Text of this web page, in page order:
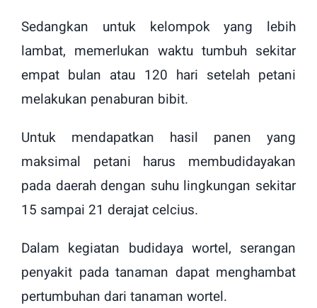
Sedangkan untuk kelompok yang lebih
lambat, memerlukan waktu tumbuh sekitar
empat bulan atau 120 hari setelah petani
melakukan penaburan bibit.
Untuk mendapatkan hasil panen yang
maksimal petani harus membudidayakan
pada daerah dengan suhu lingkungan sekitar
15 sampai 21 derajat celcius.
Dalam kegiatan budidaya wortel, serangan
penyakit pada tanaman dapat menghambat
pertumbuhan dari tanaman wortel.